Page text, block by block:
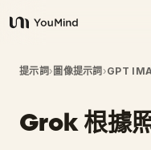
YouMind
概覽
使用案例
提示詞› 圖像提示詞 ›GPT
Grok 根據